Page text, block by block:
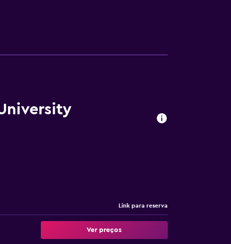
Este hotel em Durham dispõe de Wi-
podem ser aplicadas). O serviço de
Link para reserva
Ver preços